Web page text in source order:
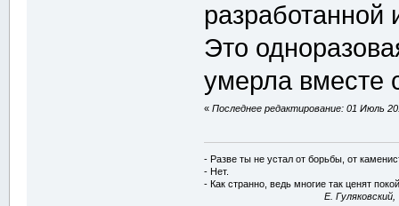
разработанной
Это
умерла вместе
«Последнее редактирование: 01 Июль
- Разве ты не устал от борьбы, от
- Нет.
- Как странно, ведь многие так ценят
E.